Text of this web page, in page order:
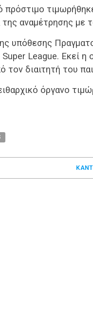
πρόστιμο
αναμέτρησης με
υπόθεσης
League. Εκεί
τον διαιτητή του
όργανο